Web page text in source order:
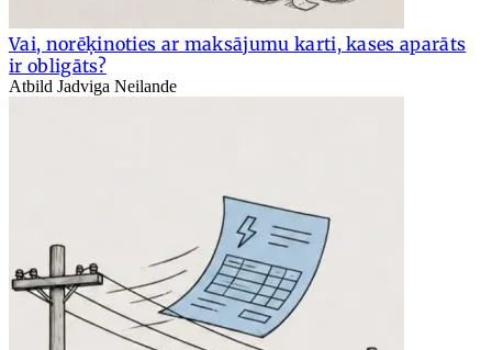
Vai, norēķinoties ar maksājumu karti, kases aparāts
ir obligāts?
Atbild Jadviga Neilande